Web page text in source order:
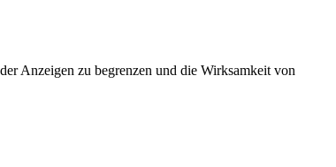
Anzeigen zu begrenzen und die Wirksamkeit von